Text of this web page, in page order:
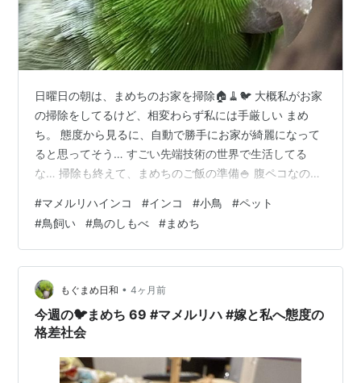
日曜日の朝は、まめちのお家を掃除🏠🧹🐦 大概私がお家
の掃除をしてるけど、相変わらず私には手厳しい まめ
ち。 態度から見るに、自動で勝手にお家が綺麗になって
ると思ってそう… すごい先端技術の世界で生活してる
な… 掃除も終えて、まめちのご飯の準備🍚 腹ペコなの
立をチェック🍚👀✨いつもと一緒やで… 調理場に降り立
って、現場指導。 なんか、文句言われてるようで辛いも
んがある… 早く食べたいのはわかるけど。急かさんと、
もうちょい待っておくれ。 ランキング参加中【公式】
2024年開設ブログ ランキング参加中動物の写真 ランキ
ング参加中ペット ランキング参…
#マメルリハインコ #インコ #小鳥 #ペット
#鳥飼い #鳥のしもべ #まめち
もぐまめ日和 • 4ヶ月前
今週の🐦まめち 69 #マメルリハ #嫁と私へ態度の
格差社会